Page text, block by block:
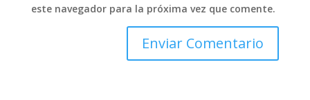
este navegador para la próxima vez que comente.